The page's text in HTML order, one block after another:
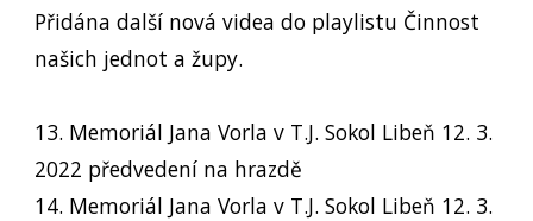
Přidána další nová videa do playlistu Činnost
našich jednot a župy.
13. Memoriál Jana Vorla v T.J. Sokol Libeň 12. 3.
2022 předvedení na hrazdě
14. Memoriál Jana Vorla v T.J. Sokol Libeň 12. 3.